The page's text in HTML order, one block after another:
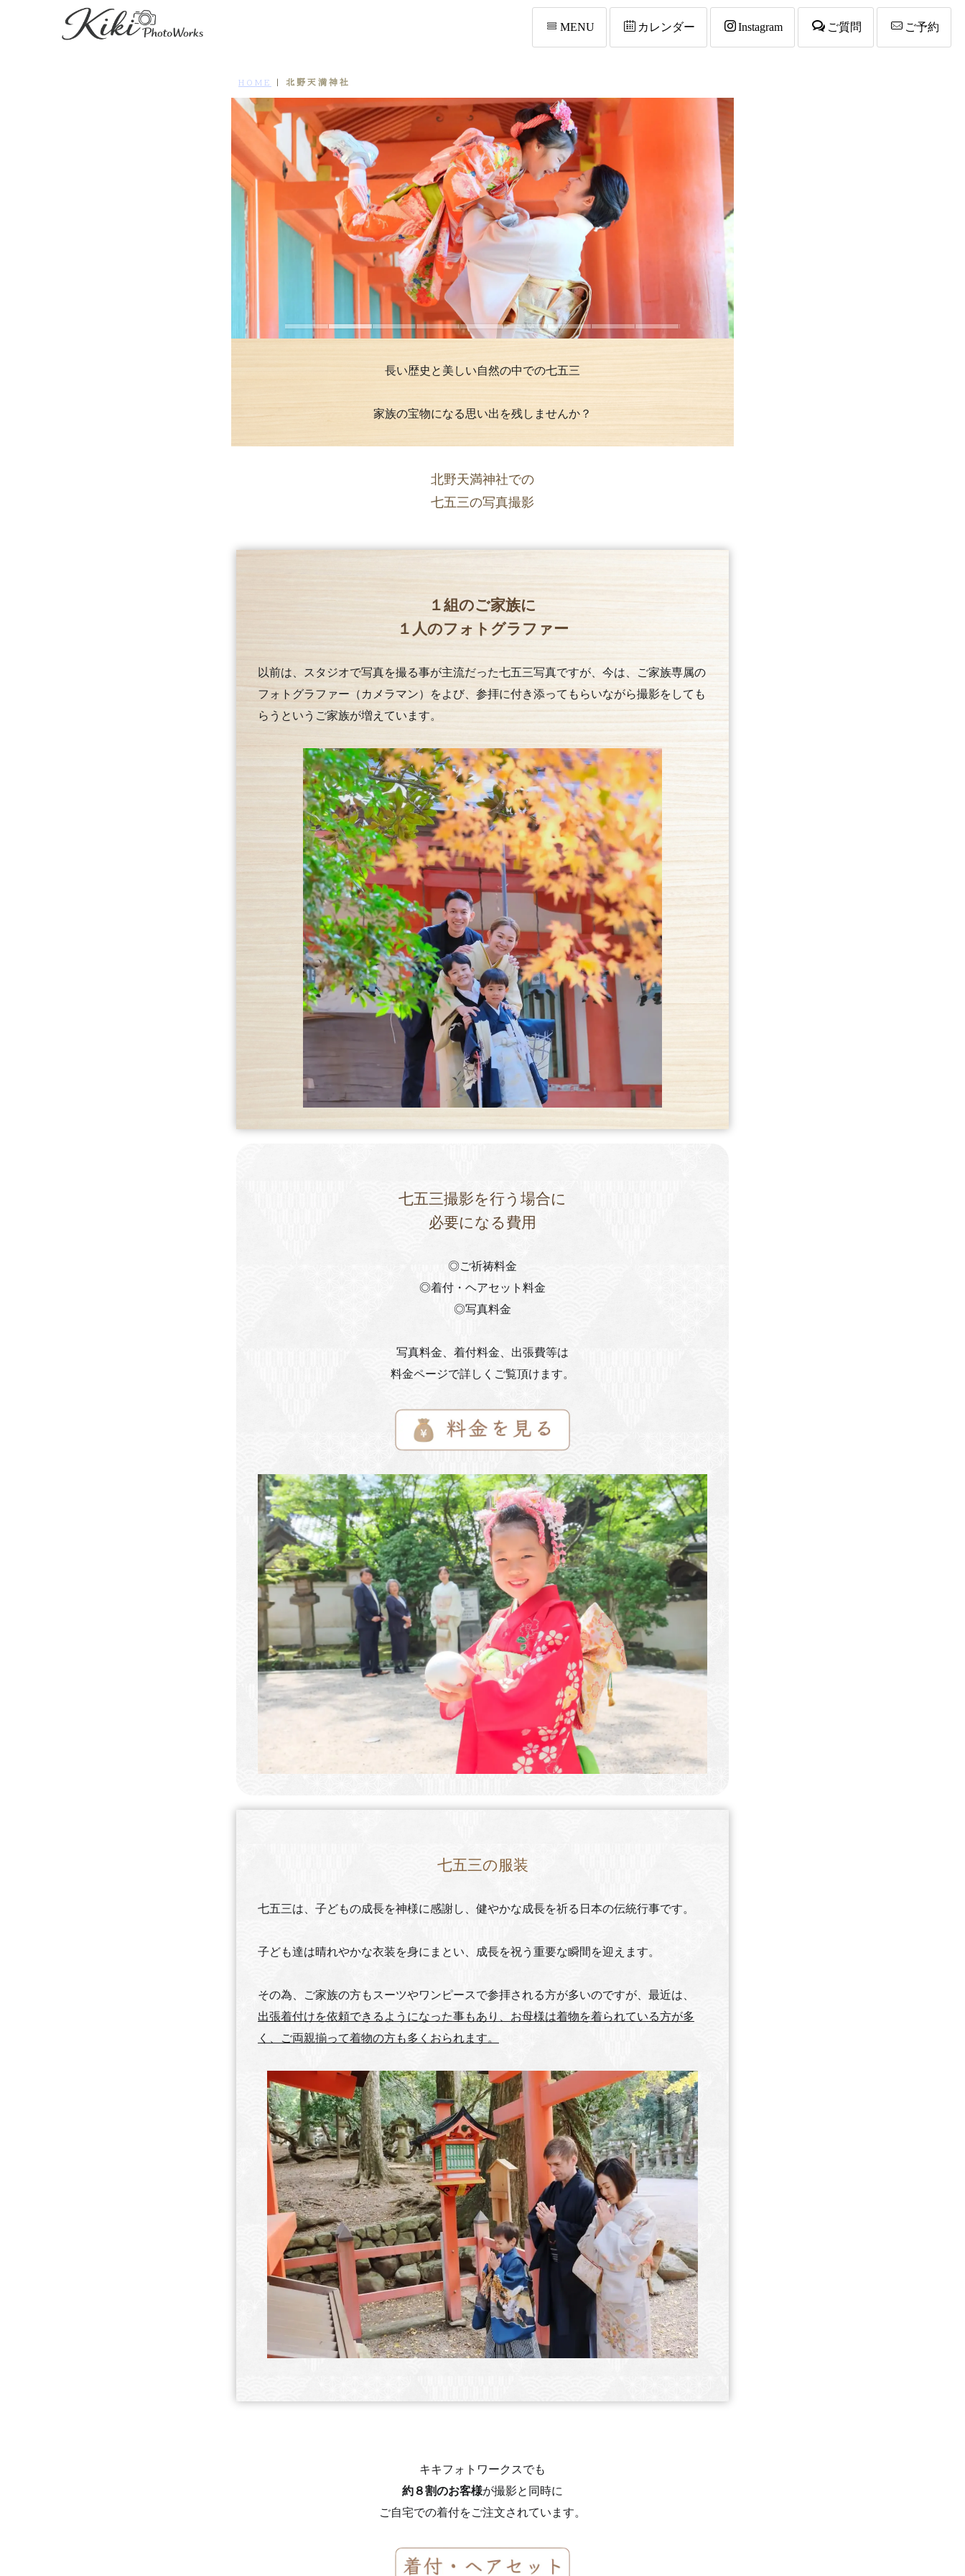
MENU カレンダー Instagram ご質問 ご予約
HOME 北野天満神社
長い歴史と美しい自然の中での七五三
家族の宝物になる思い出を残しませんか？
北野天満神社での
七五三の写真撮影
１組のご家族に
１人のフォトグラファー
以前は、スタジオで写真を撮る事が主流だった七五三写真ですが、今は、ご家族専属の
フォトグラファー（カメラマン）をよび、参拝に付き添ってもらいながら撮影をしても
らうというご家族が増えています。
七五三撮影を行う場合に
必要になる費用
◎ご祈祷料金
◎着付・ヘアセット料金
◎写真料金
写真料金、着付料金、出張費等は
料金ページで詳しくご覧頂けます。
七五三の服装
七五三は、子どもの成長を神様に感謝し、健やかな成長を祈る日本の伝統行事です。
子ども達は晴れやかな衣装を身にまとい、成長を祝う重要な瞬間を迎えます。
その為、ご家族の方もスーツやワンピースで参拝される方が多いのですが、最近は、
出張着付けを依頼できるようになった事もあり、お母様は着物を着られている方が多
く、ご両親揃って着物の方も多くおられます。
キキフォトワークスでも
約８割のお客様が撮影と同時に
ご自宅での着付をご注文されています。